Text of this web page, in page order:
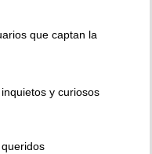
que captan la
y curiosos